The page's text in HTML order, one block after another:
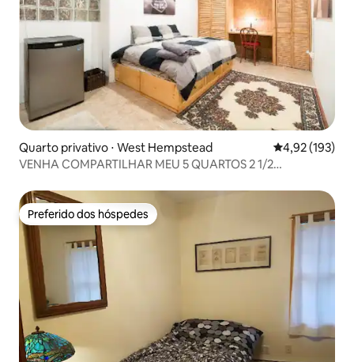
Quarto privativo ⋅ West Hempstead 4,92 de uma
4,92 (193)
VENHA COMPARTILHAR MEU 5 QUARTOS 2 1/2
Preferido dos hóspedes
Preferido dos hóspedes